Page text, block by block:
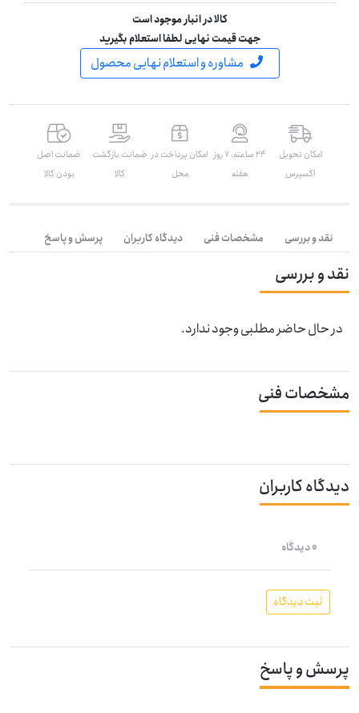
کالا در انبار موجود است
جهت قیمت نهایی لطفا استعلام بگیرید
مشاوره و استعلام نهایی محصول
امکان تحویل
اکسپرس
۲۴ ساعته، ۷ روز
هفته
امکان پرداخت در
محل
ضمانت بازگشت
کالا
ضمانت اصل
بودن کالا
نقد و بررسی مشخصات فنی دیدگاه کاربران پرسش و پاسخ
نقد و بررسی
در حال حاضر مطلبی وجود ندارد.
مشخصات فنی
دیدگاه کاربران
0 دیدگاه
ثبت دیدگاه
پرسش و پاسخ